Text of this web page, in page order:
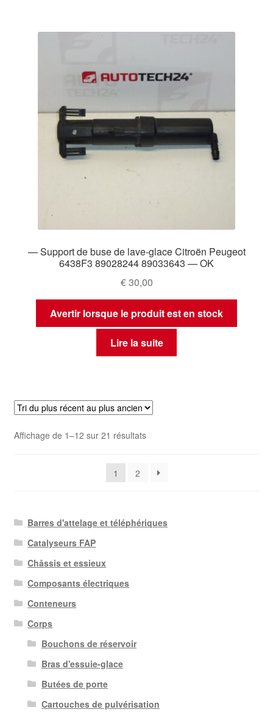
— Support de buse de lave-glace Citroën Peugeot
6438F3 89028244 89033643 — OK
€30,00
Avertir lorsque le produit est en stock
Lire la suite
Affichage de 1–12 sur 21 résultatsTrié
récent
1 2
Barres d'attelage et téléphériques
Catalyseurs FAP
Châssis et essieux
Composants électriques
Conteneurs
Corps
Bouchons de réservoir
Bras d'essuie-glace
Butées de porte
Cartouches de pulvérisation